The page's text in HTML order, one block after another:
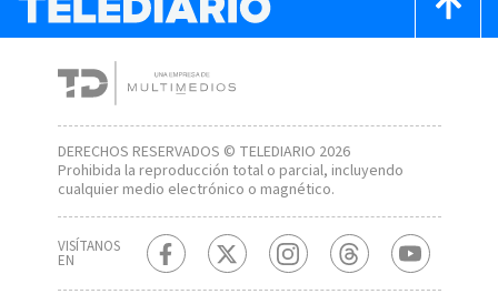
DERECHOS RESERVADOS © TELEDIARIO 2026
Prohibida la reproducción total o parcial, incluyendo
cualquier medio electrónico o magnético.
VISÍTANOS
EN